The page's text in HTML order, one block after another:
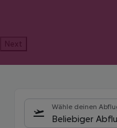
Next
Wähle deinen
Beliebiger